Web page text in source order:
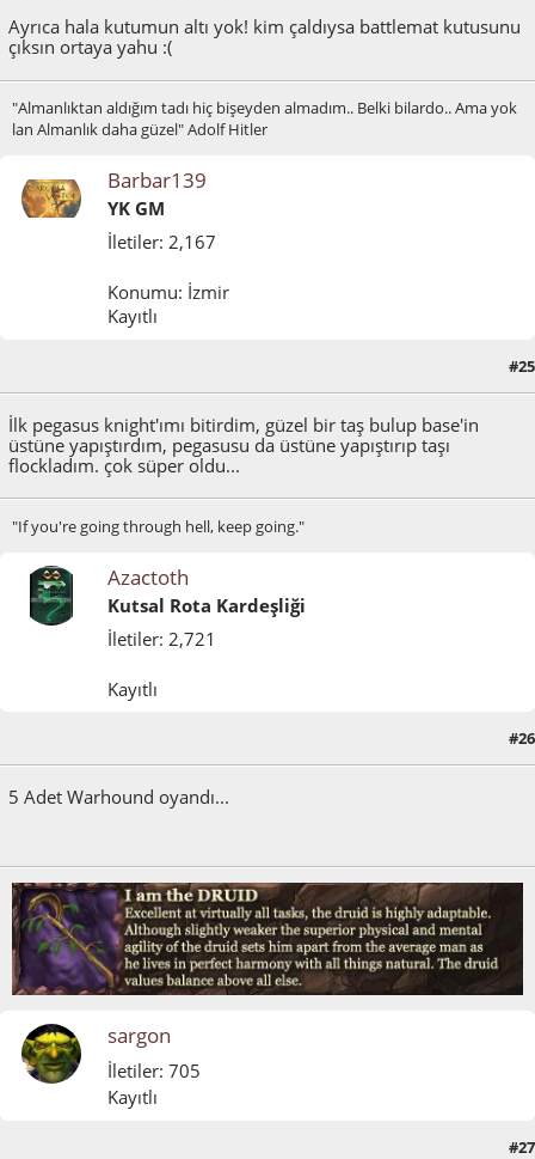
Ayrıca hala kutumun altı yok! kim çaldıysa battlemat kutusunu
çıksın ortaya yahu :(
"Almanlıktan aldığım tadı hiç bişeyden almadım.. Belki bilardo.. Ama yok
lan Almanlık daha güzel" Adolf Hitler
Barbar139
YK GM
İletiler: 2,167
Konumu: İzmir
Kayıtlı
#25
İlk pegasus knight'ımı bitirdim, güzel bir taş bulup base'in
üstüne yapıştırdım, pegasusu da üstüne yapıştırıp taşı
flockladım. çok süper oldu...
"If you're going through hell, keep going."
Azactoth
Kutsal Rota Kardeşliği
İletiler: 2,721
Kayıtlı
#26
5 Adet Warhound oyandı...
sargon
İletiler: 705
Kayıtlı
#27